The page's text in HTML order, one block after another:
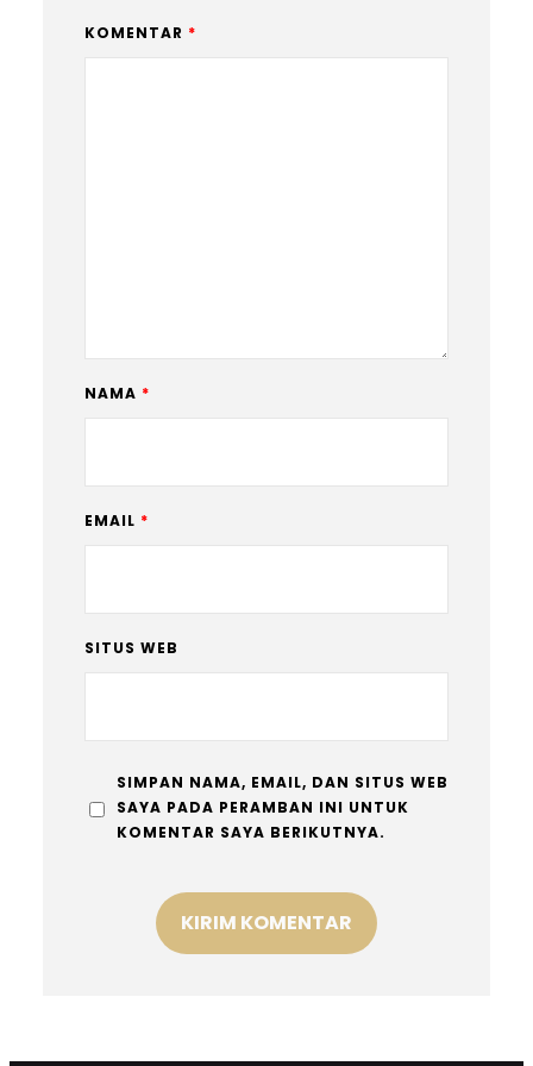
KOMENTAR *
NAMA *
EMAIL *
SITUS WEB
SIMPAN NAMA, EMAIL, DAN SITUS WEB
SAYA PADA PERAMBAN INI UNTUK
KOMENTAR SAYA BERIKUTNYA.